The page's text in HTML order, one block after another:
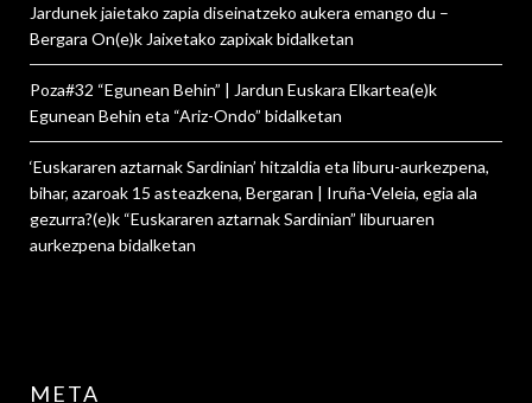
Jardunek jaietako zapia diseinatzeko aukera emango du –
Bergara On(e)k Jaixetako zapixakbidalketan
Poza#32 “Egunean Behin” | Jardun Euskara Elkartea(e)k
Egunean Behin eta “Ariz-Ondo” bidalketan
‘Euskararen aztarnak Sardinian’ hitzaldia eta liburu-aurkezpena,
bihar, azaroak 15 asteazkena, Bergaran | Iruña-Veleia, egia ala
gezurra?(e)k “Euskararen aztarnak Sardinian” liburuaren
aurkezpena bidalketan
META